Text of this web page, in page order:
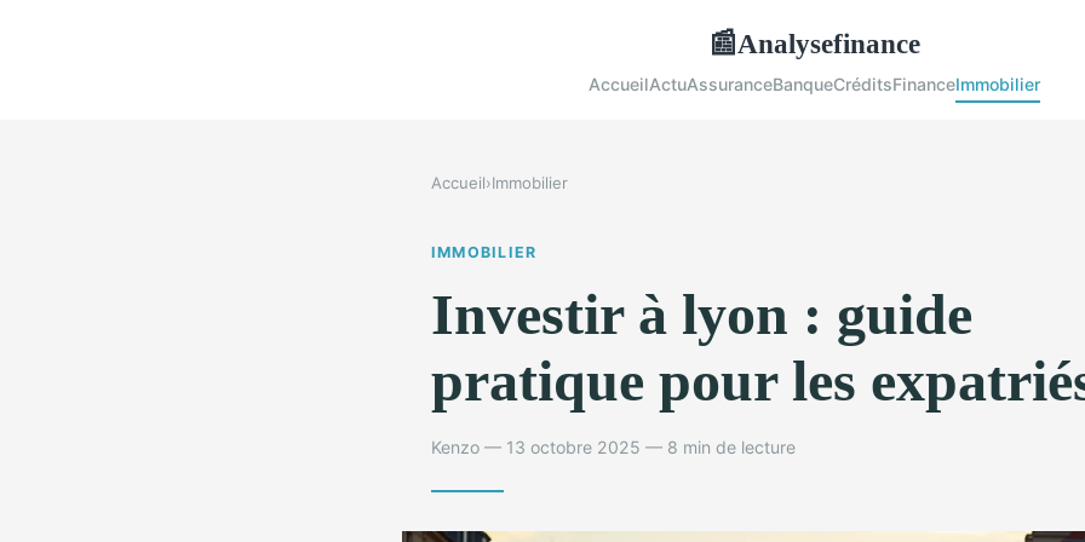
📰Analysefinance
AccueilActuAssuranceBanqueCréditsFinanceImmobilier
Accueil›Immobilier
IMMOBILIER
Investir à lyon : guide
pratique pour les
Kenzo — 13 octobre 2025 — 8 min de lecture